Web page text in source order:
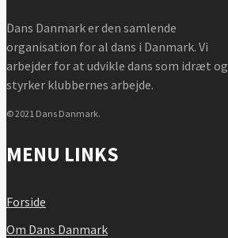
Dans Danmark er den samlende
organisation for al dans i Danmark. Vi
arbejder for at udvikle dans som idræt og
styrker klubbernes arbejde.
© 2021 Dans Danmark.
MENU LINKS
Forside
Om Dans Danmark